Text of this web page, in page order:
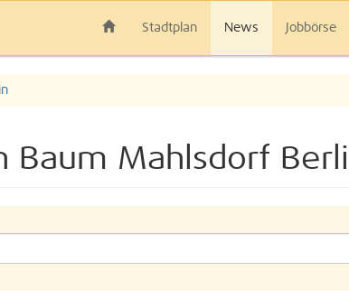
Stadtplan News Jobbörse
Baum Mahlsdorf